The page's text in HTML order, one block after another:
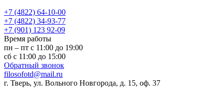
‪+7 (4822) 64-10-00
+7 (4822) 34-93-77
+7 (901) 123 92-09
Время работы
пн – пт с 11:00 до 19:00
сб с 11:00 до 15:00
Обратный звонок
filosofotd@mail.ru
г. Тверь, ул. Вольного Новгорода, д. 15, оф. 37